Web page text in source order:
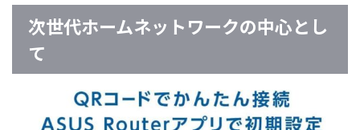
次世代ホームネットワークの中心とし
て